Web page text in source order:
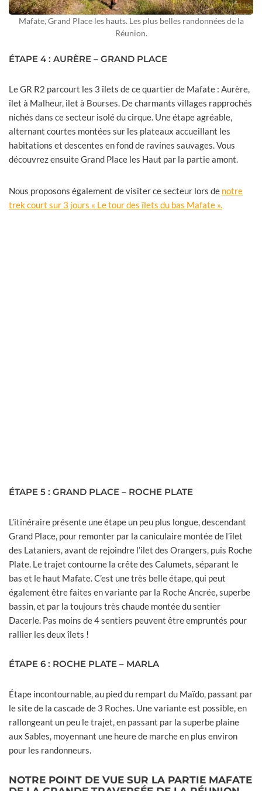
Mafate, Grand Place les hauts. Les plus belles randonnées de la
Réunion.
ÉTAPE 4 : AURÈRE – GRAND PLACE
Le GR R2 parcourt les 3 îlets de ce quartier de Mafate : Aurère,
îlet à Malheur, ilet à Bourses. De charmants villages rapprochés
nichés dans ce secteur isolé du cirque. Une étape agréable,
alternant courtes montées sur les plateaux accueillant les
habitations et descentes en fond de ravines sauvages. Vous
découvrez ensuite Grand Place les Haut par la partie amont.
Nous proposons également de visiter ce secteur lors de notre
trek court sur 3 jours « Le tour des îlets du bas Mafate ».
ÉTAPE 5 : GRAND PLACE – ROCHE PLATE
L’itinéraire présente une étape un peu plus longue, descendant
Grand Place, pour remonter par la caniculaire montée de l’îlet
des Lataniers, avant de rejoindre l’ilet des Orangers, puis Roche
Plate. Le trajet contourne la crête des Calumets, séparant le
bas et le haut Mafate. C’est une très belle étape, qui peut
également être faites en variante par la Roche Ancrée, superbe
bassin, et par la toujours très chaude montée du sentier
Dacerle. Pas moins de 4 sentiers peuvent être empruntés pour
rallier les deux îlets !
ÉTAPE 6 : ROCHE PLATE – MARLA
Étape incontournable, au pied du rempart du Maïdo, passant par
le site de la cascade de 3 Roches. Une variante est possible, en
rallongeant un peu le trajet, en passant par la superbe plaine
aux Sables, moyennant une heure de marche en plus environ
pour les randonneurs.
NOTRE POINT DE VUE SUR LA PARTIE MAFATE